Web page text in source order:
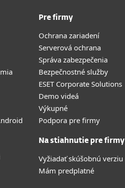
Pre firmy
Ochrana zariadení
Serverová ochrana
Správa zabezpečenia
Bezpečnostné služby
ESET Corporate Solutions
Demo videá
Výkupné
Podpora pre firmy
Na stiahnutie pre firmy
Vyžiadať skúšobnú verziu
Mám predplatné